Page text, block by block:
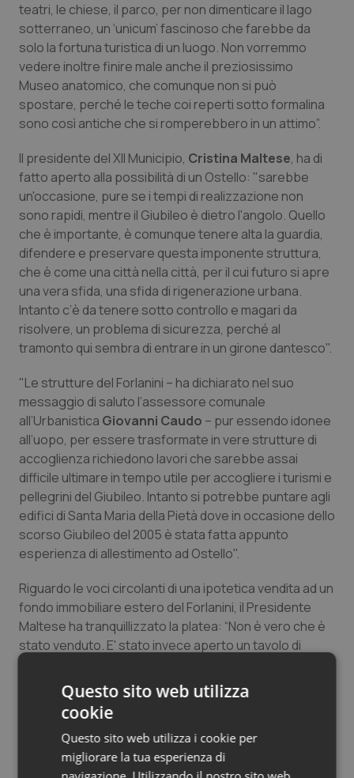
Umbria
Valle D’Aosta
Veneto
Oftalmologia
Oncodermatologia
Oncoematologia
Oncologia & Nutrizione
Psoriasi & pelle
Quotidiano Cardiologia
Quotidiano Chirurgia
Quotidiano Oncologia
Quotidiano Pediatria
Rene & patologie urogenitali
Salute orale & impianti
Sangue & coagulazione
Tiroide
Tumore ovarico
Tumori del Polmone & Testa Collo
Tumori gastrointestinali
Ulcera & Reflusso
Vaccini
teatri, le chiese, il parco, per non dimenticare il lago
sotterraneo, un ‘unicum’ fascinoso che farebbe da
solo la fortuna turistica di un luogo. Non vorremmo
vedere inoltre finire male anche il preziosissimo
Museo anatomico, che comunque non si può
spostare, perché le teche coi reperti sotto formalina
sono così antiche che si romperebbero in un attimo”.
Il presidente del XII Municipio, Cristina Maltese, ha di
fatto aperto alla possibilità di un Ostello: "sarebbe
un'occasione, pure se i tempi di realizzazione non
sono rapidi, mentre il Giubileo è dietro l'angolo. Quello
che è importante, è comunque tenere alta la guardia,
difendere e preservare questa imponente struttura,
che è come una città nella città, per il cui futuro si apre
una vera sfida, una sfida di rigenerazione urbana.
Intanto c’è da tenere sotto controllo e magari da
risolvere, un problema di sicurezza, perché al
tramonto qui sembra di entrare in un girone dantesco".
"Le strutture del Forlanini – ha dichiarato nel suo
messaggio di saluto l’assessore comunale
all’Urbanistica Giovanni Caudo – pur essendo idonee
all’uopo, per essere trasformate in vere strutture di
accoglienza richiedono lavori che sarebbe assai
difficile ultimare in tempo utile per accogliere i turismi e
pellegrini del Giubileo. Intanto si potrebbe puntare agli
edifici di Santa Maria della Pietà dove in occasione dello
scorso Giubileo del 2005 è stata fatta appunto
esperienza di allestimento ad Ostello".
Riguardo le voci circolanti di una ipotetica vendita ad un
fondo immobiliare estero del Forlanini, il Presidente
Maltese ha tranquillizzato la platea: “Non è vero che è
stato venduto. E' stato invece aperto un tavolo di
saranno prese in considerazione una serie di
prospettive". Il valore dell’intero complesso Forlanini,
oltre 280 mila metri quadri, è stato valutato in 278 milioni
di euro. Proprio per questo – è stato ribadito – un
patrimonio intoccabile ed inalienabile per la città e
Questo sito web utilizza
cookie
Questo sito web utilizza i cookie per
migliorare la tua esperienza di